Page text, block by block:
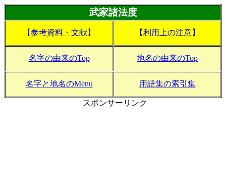
武家諸法度
【参考資料・文献】 【利用上の注意】
名字の由来のTop 地名の由来のTop
名字と地名のMenu 用語集の索引集
スポンサーリンク